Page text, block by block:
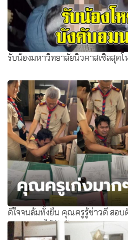
รับน้องมหาวิทยาลัยนิวคาสเซิลสุด
ดีใจจนล้มทั้งยืน คุณครูรู้ข่าวดี สอบ
2564 แถมได้อันดับ 1